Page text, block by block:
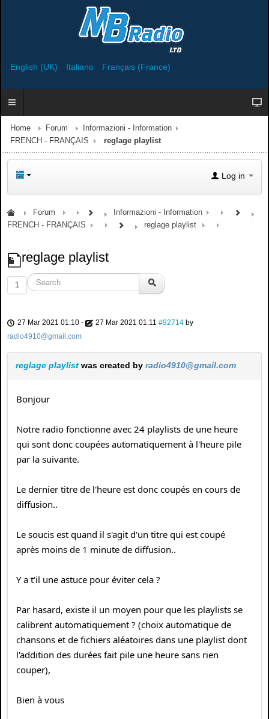
English (UK) Italiano Français (France)
Home Forum
Informazioni - Information
FRENCH - FRANÇAIS
reglage playlist
Log in
Forum
Informazioni - Information
FRENCH - FRANÇAIS
reglage playlist
reglage playlist
1
27 Mar 2021 01:10 - 27 Mar 2021 01:11 #92714 by
radio4910@gmail.com
reglage playlist was created by radio4910@gmail.com
Bonjour
Notre radio fonctionne avec 24 playlists de une heure
qui sont donc coupées automatiquement à l'heure pile
par la suivante.
Le dernier titre de l'heure est donc coupés en cours de
diffusion..
Le soucis est quand il s'agit d'un titre qui est coupé
après moins de 1 minute de diffusion..
Y a t'il une astuce pour éviter cela ?
Par hasard, existe il un moyen pour que les playlists se
calibrent automatiquement ? (choix automatique de
chansons et de fichiers aléatoires dans une playlist dont
l'addition des durées fait pile une heure sans rien
couper),
Bien à vous